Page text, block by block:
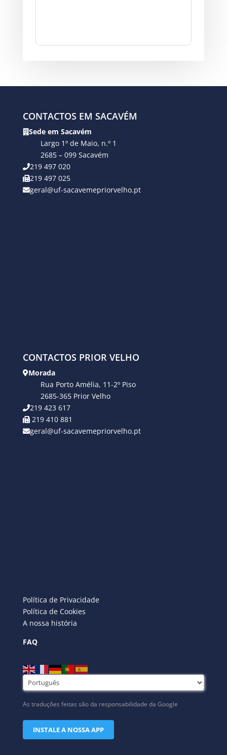
CONTACTOS EM SACAVÉM
Sede em Sacavém
Largo 1º de Maio, n.º 1
2685 – 099 Sacavém
219 497 020
219 497 025
geral@uf-sacavemepriorvelho.pt
CONTACTOS PRIOR VELHO
Morada
Rua Porto Amélia, 11-2º Piso
2685-365 Prior Velho
219 423 617
219 410 881
geral@uf-sacavemepriorvelho.pt
Política de Privacidade
Política de Cookies
A nossa história
FAQ
As traduções feitas são da responsabilidade da Google
INSTALE A NOSSA APP